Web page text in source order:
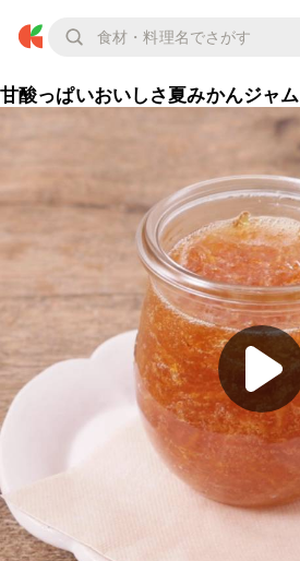
甘酸っぱいおいしさ夏みかんジャム